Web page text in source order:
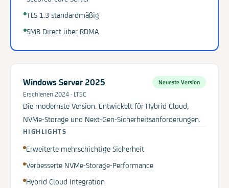
TLS 1.3 standardmäßig
SMB Direct über RDMA
Windows Server 2025
Erschienen 2024 · LTSC
Neueste Version
Die modernste Version. Entwickelt für Hybrid Cloud,
NVMe-Storage und Next-Gen-Sicherheitsanforderungen.
HIGHLIGHTS
Erweiterte mehrschichtige Sicherheit
Verbesserte NVMe-Storage-Performance
Hybrid Cloud Integration